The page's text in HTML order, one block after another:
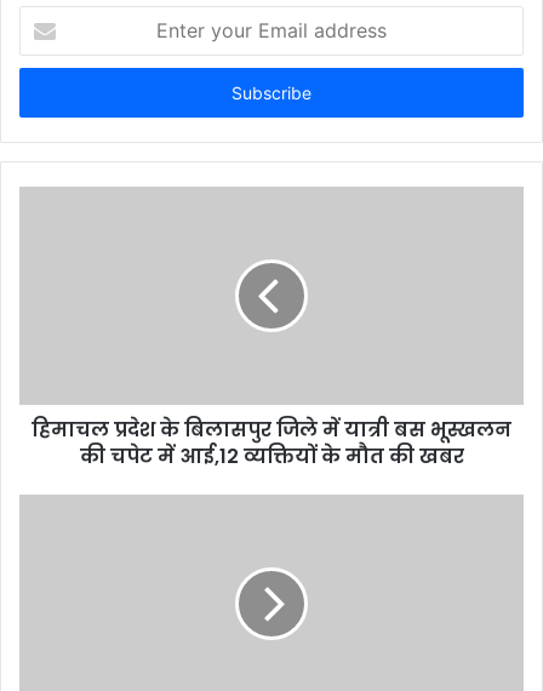
t
r
y
हिमाचल प्रदेश के बिलासपुर जिले में यात्री बस भूस्खलन
की चपेट में आई,12 व्यक्तियों के मौत की खबर